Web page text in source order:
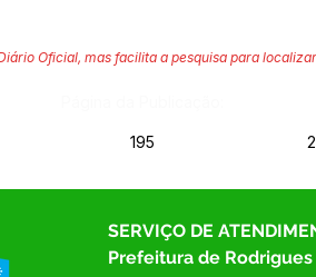
Oficial, mas facilita a pesquisa para
195
SERVIÇO DE
Prefeitura de